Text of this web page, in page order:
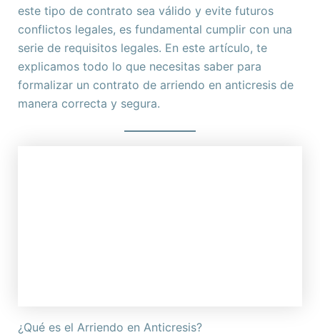
este tipo de contrato sea válido y evite futuros
conflictos legales, es fundamental cumplir con una
serie de requisitos legales. En este artículo, te
explicamos todo lo que necesitas saber para
formalizar un contrato de arriendo en anticresis de
manera correcta y segura.
¿Qué es el Arriendo en Anticresis?